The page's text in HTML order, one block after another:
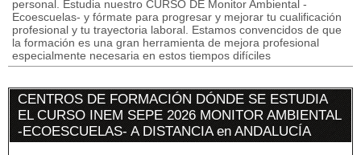
personal. Estudia nuestro CURSO DE Monitor Ambiental -
Ecoescuelas- y fórmate para progresar y mejorar tu cualificación
profesional y tu trayectoria laboral. Estamos convencidos de que
la formación es una gran herramienta de mejora profesional
especialmente necesaria en estos tiempos difíciles
CENTROS DE FORMACIÓN DÓNDE SE ESTUDIA
EL CURSO INEM SEPE 2026 MONITOR AMBIENTAL
-ECOESCUELAS- A DISTANCIA en ANDALUCÍA